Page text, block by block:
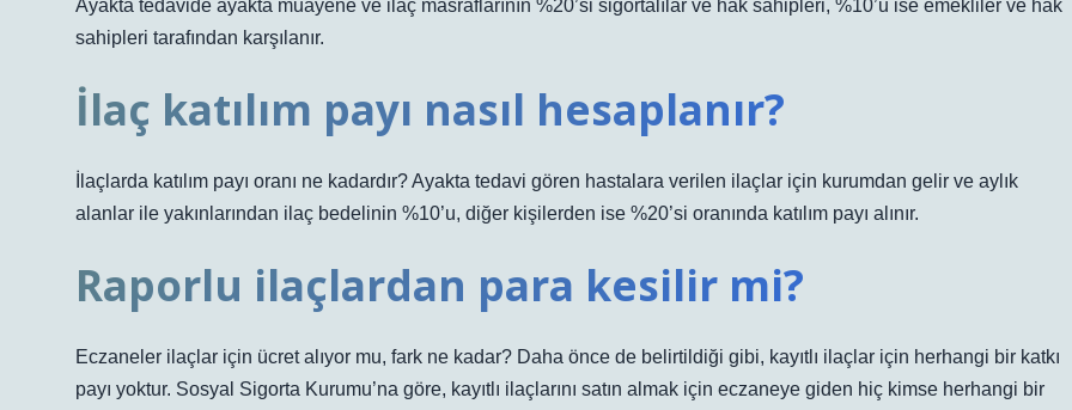
Ayakta tedavide ayakta muayene ve ilaç masraflarının %20’si sigortalılar ve hak sahipleri, %10’u ise emekliler ve hak
sahipleri tarafından karşılanır.
İlaç katılım payı nasıl hesaplanır?
İlaçlarda katılım payı oranı ne kadardır? Ayakta tedavi gören hastalara verilen ilaçlar için kurumdan gelir ve aylık
alanlar ile yakınlarından ilaç bedelinin %10’u, diğer kişilerden ise %20’si oranında katılım payı alınır.
Raporlu ilaçlardan para kesilir mi?
Eczaneler ilaçlar için ücret alıyor mu, fark ne kadar? Daha önce de belirtildiği gibi, kayıtlı ilaçlar için herhangi bir katkı
payı yoktur. Sosyal Sigorta Kurumu’na göre, kayıtlı ilaçlarını satın almak için eczaneye giden hiç kimse herhangi bir